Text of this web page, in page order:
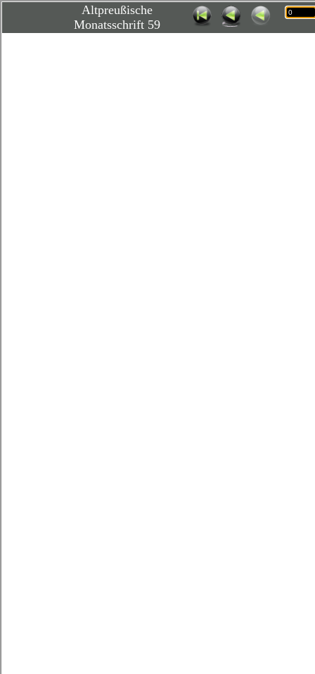
Altpreußische
Monatsschrift 59